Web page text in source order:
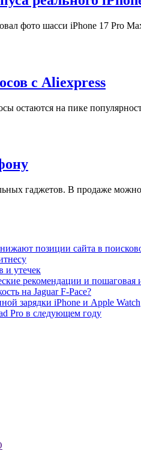
фото шасси iPhone 17 Pro
с Aliexpress
остаются на пике
гаджетов. В продаже
позиции сайта в
и утечек
рекомендации и пошаговая
на Jaguar F-Pace?
зарядки iPhone и Apple Watch
Pro в следующем году